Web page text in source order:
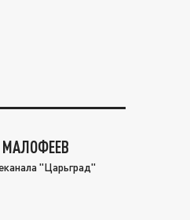
МАЛОФЕЕВ
"Царьград"